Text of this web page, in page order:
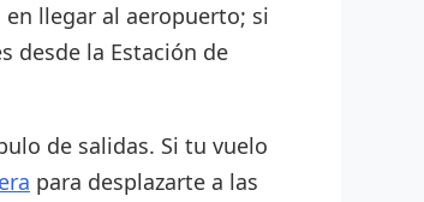
llegar al aeropuerto; si
desde la Estación de
de salidas. Si tu vuelo
para desplazarte a las